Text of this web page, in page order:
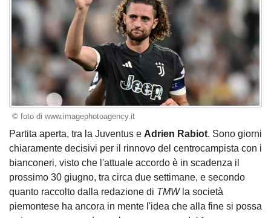
© foto di www.imagephotoagency.it
Partita aperta, tra la Juventus e Adrien Rabiot. Sono giorni
chiaramente decisivi per il rinnovo del centrocampista con i
bianconeri, visto che l'attuale accordo è in scadenza il
prossimo 30 giugno, tra circa due settimane, e secondo
quanto raccolto dalla redazione di TMWla società
piemontese ha ancora in mente l'idea che alla fine si possa